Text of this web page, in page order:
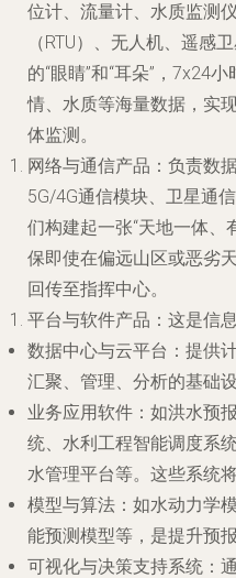
位计、流量计、水质监测
（RTU）、无人机、遥感
的“眼睛”和“耳朵”，7x24
情、水质等海量数据，实
体监测。
网络与通信产品 ：负责数
5G/4G通信模块、卫星通
们构建起一张“天地一体、
保即使在偏远山区或恶劣
回传至指挥中心。
平台与软件产品 ：这是信
数据中心与云平台 ：提供
汇聚、管理、分析的基础设
业务应用软件 ：如洪水预
统、水利工程智能调度系
水管理平台等。这些系统
模型与算法 ：如水动力学
能预测模型等，是提升预
可视化与决策支持系统 ：